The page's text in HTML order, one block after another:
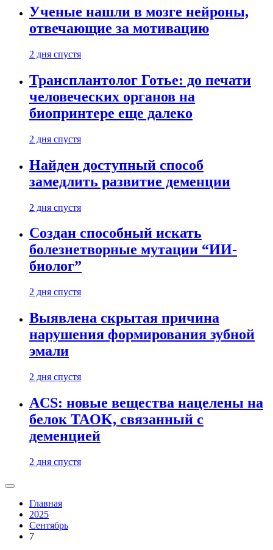
Ученые нашли в мозге нейроны,
отвечающие за мотивацию
2 дня спустя
Трансплантолог Готье: до печати
человеческих органов на
биопринтере еще далеко
2 дня спустя
Найден доступный способ
замедлить развитие деменции
2 дня спустя
Создан способный искать
болезнетворные мутации “ИИ-
биолог”
2 дня спустя
Выявлена скрытая причина
нарушения формирования зубной
эмали
2 дня спустя
ACS: новые вещества нацелены на
белок TAOK, связанный с
деменцией
2 дня спустя
Главная
2025
Сентябрь
7